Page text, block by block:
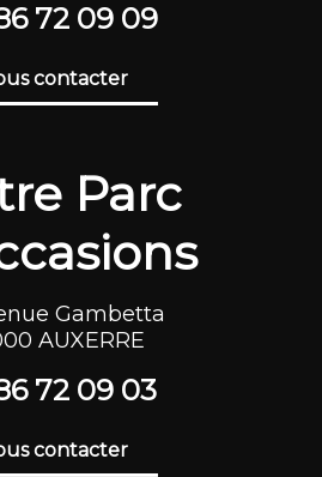
72 09 09
contacter
Parc
Gambetta
AUXERRE
72 09 03
contacter